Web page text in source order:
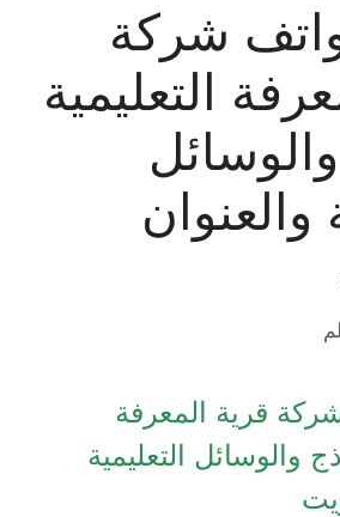
شركة
التعليمية
والعنوان
قرية المعرفة
والوسائل التعليمية